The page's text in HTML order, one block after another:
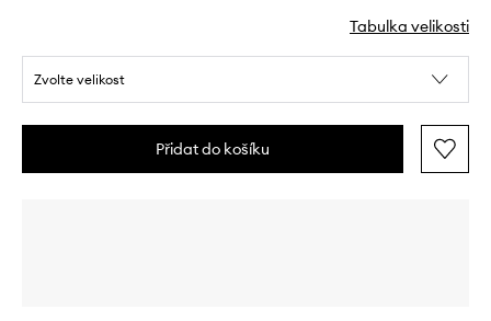
Tabulka velikosti
Zvolte velikost
Přidat do košíku